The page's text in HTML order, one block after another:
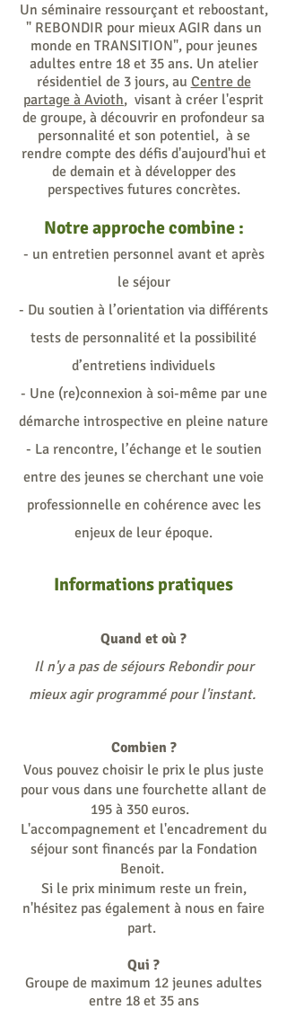
Un séminaire ressourçant et reboostant,
" REBONDIR pour mieux AGIR dans un
monde en TRANSITION", pour jeunes
adultes entre 18 et 35 ans. Un atelier
résidentiel de 3 jours, au Centre de
partage à Avioth, visant à créer l'esprit
de groupe, à découvrir en profondeur sa
personnalité et son potentiel, à se
rendre compte des défis d'aujourd'hui et
de demain et à développer des
perspectives futures concrètes.
Notre approche combine :
- un entretien personnel avant et après
le séjour
- Du soutien à l’orientation via différents
tests de personnalité et la possibilité
d’entretiens individuels
- Une (re)connexion à soi-même par une
démarche introspective en pleine nature
- La rencontre, l’échange et le soutien
entre des jeunes se cherchant une voie
professionnelle en cohérence avec les
enjeux de leur époque.
Informations pratiques
Quand et où ?
Il n'y a pas de séjours Rebondir pour
mieux agir programmé pour l'instant.
Combien ?
Vous pouvez choisir le prix le plus juste
pour vous dans une fourchette allant de
195 à 350 euros.
L'accompagnement et l'encadrement du
séjour sont financés par la Fondation
Benoit.
Si le prix minimum reste un frein,
n'hésitez pas également à nous en faire
part.
Qui ?
Groupe de maximum 12 jeunes adultes
entre 18 et 35 ans